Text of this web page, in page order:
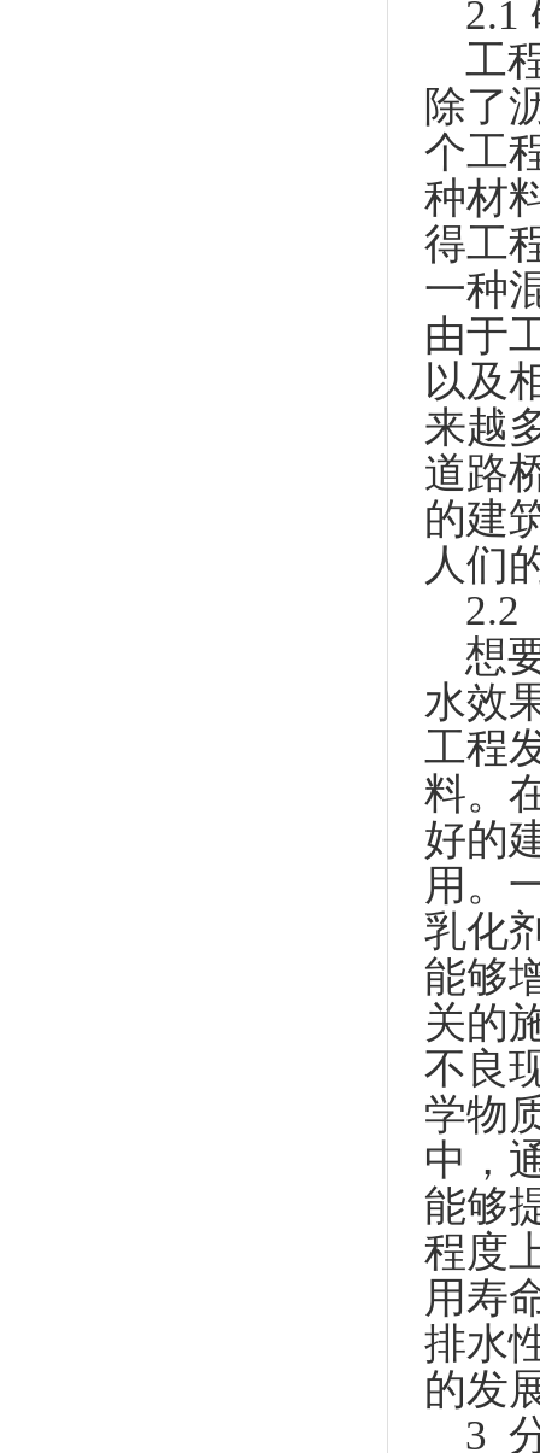
2.1
工
除了
个工
种材
得工
一种
由于
以及
来越
道路
的建
人们
2.2
想
水效
工程
料。
好的
用。
乳化
能够
关的
不良
学物
中，
能够
程度
用寿
排水
的发
3